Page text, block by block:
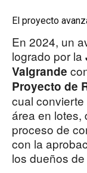
El proyecto
En 2024, un
logrado por la
Valgrande
Proyecto de
cual
área en lotes,
proceso de
con la
los dueños